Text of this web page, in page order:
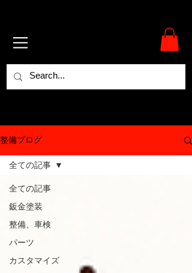
整備ブログ
全ての記事
鈑金塗装
整備、車検
パーツ
カスタマイズ
全ての記事